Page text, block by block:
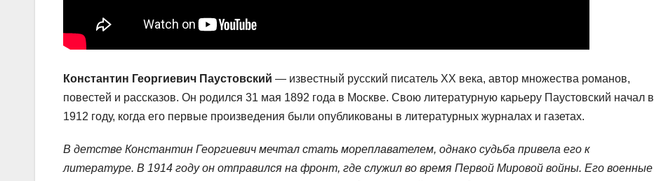
Константин Георгиевич Паустовский — известный русский писатель XX века, автор множества романов,
повестей и рассказов. Он родился 31 мая 1892 года в Москве. Свою литературную карьеру Паустовский начал в
1912 году, когда его первые произведения были опубликованы в литературных журналах и газетах.
В детстве Константин Георгиевич мечтал стать мореплавателем, однако судьба привела его к
литературе. В 1914 году он отправился на фронт, где служил во время Первой Мировой войны. Его военные